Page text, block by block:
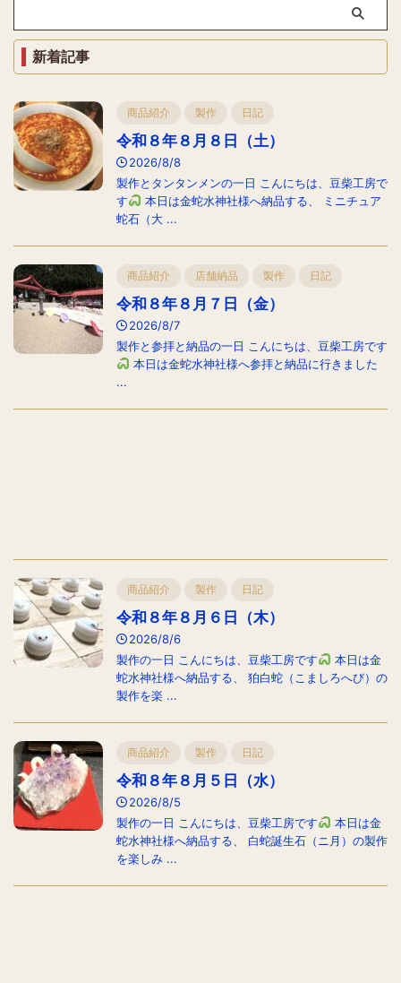
新着記事
商品紹介 製作 日記
令和８年８月８日（土）
2026/8/8
製作とタンタンメンの一日 こんにちは、豆柴工房で
す
本日は金蛇水神社様へ納品する、 ミニチュア
蛇石（大 ...
商品紹介 店舗納品 製作 日記
令和８年８月７日（金）
2026/8/7
製作と参拝と納品の一日 こんにちは、豆柴工房です
本日は金蛇水神社様へ参拝と納品に行きました
...
商品紹介 製作 日記
令和８年８月６日（木）
2026/8/6
製作の一日 こんにちは、豆柴工房です
本日は金
蛇水神社様へ納品する、 狛白蛇（こましろへび）の
製作を楽 ...
商品紹介 製作 日記
令和８年８月５日（水）
2026/8/5
製作の一日 こんにちは、豆柴工房です
本日は金
蛇水神社様へ納品する、 白蛇誕生石（ニ月）の製作
を楽しみ ...